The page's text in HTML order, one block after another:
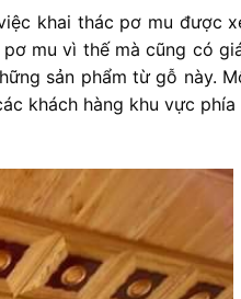
khai thác pơ mu được
mu vì thế mà cũng có
sản phẩm từ gỗ này.
khách hàng khu vực phía